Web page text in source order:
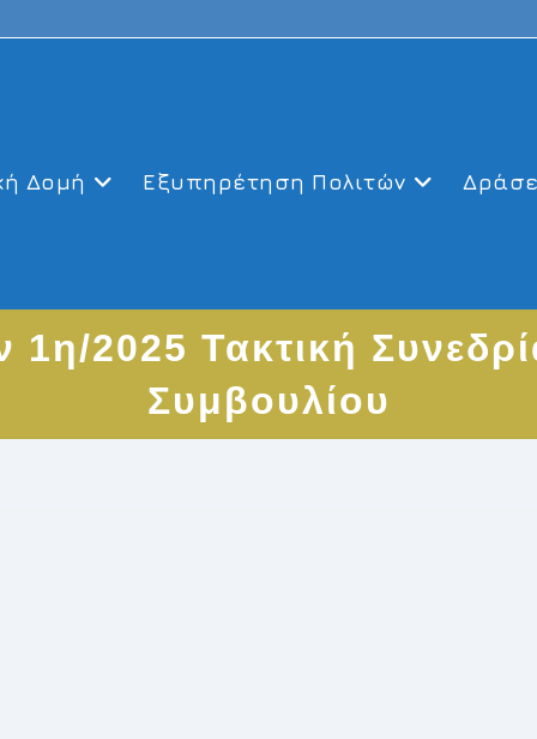
Δομή Εξυπηρέτηση Πολιτών
2025 Τακτική
Συμβουλίου